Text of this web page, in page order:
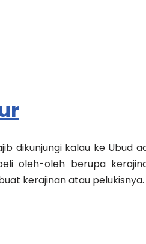
dikunjungi kalau ke Ubud
oleh-oleh berupa
kerajinan atau